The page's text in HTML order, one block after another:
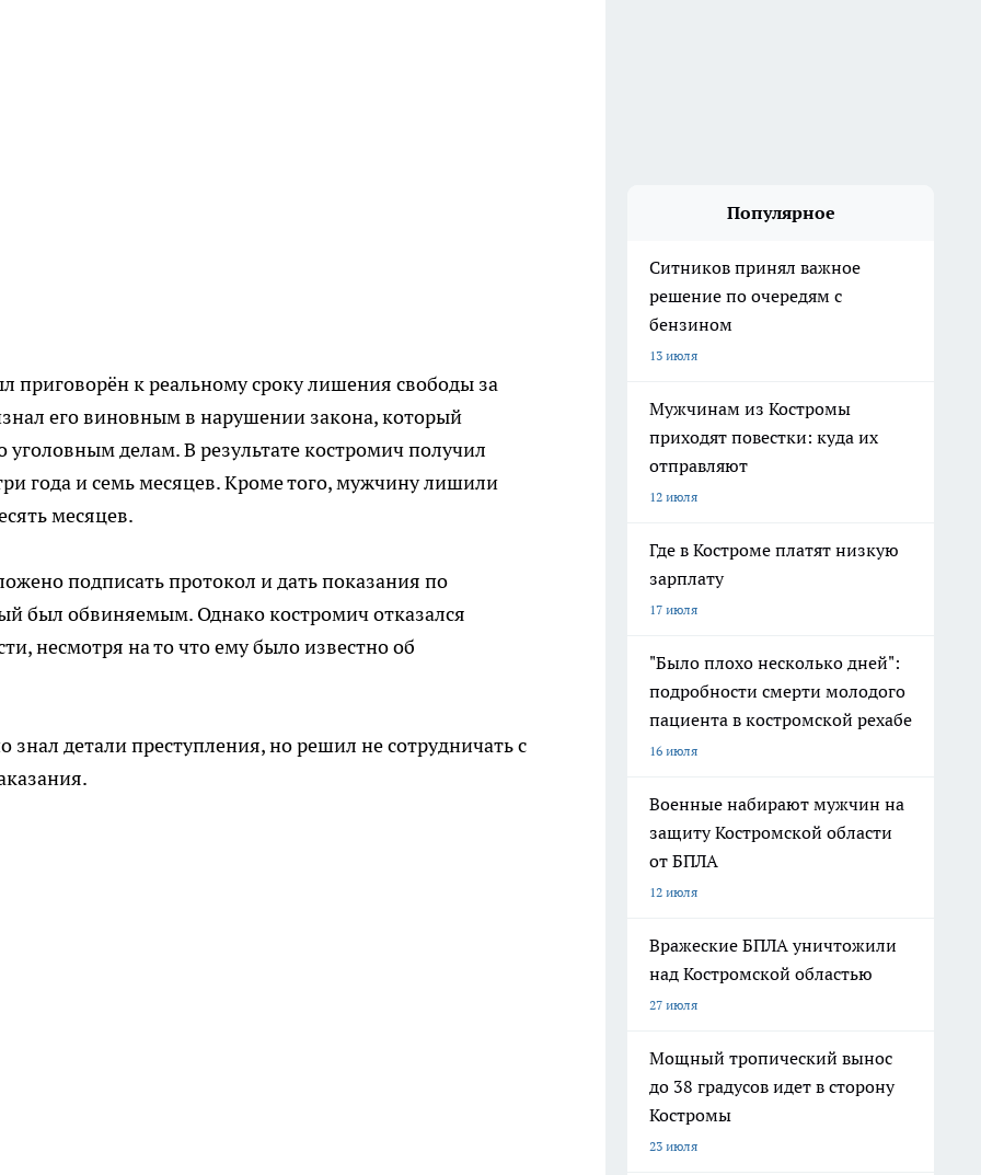
приговорён к реальному сроку лишения свободы за
его виновным в нарушении закона, который
уголовным делам. В результате костромич получил
года и семь месяцев. Кроме того, мужчину лишили
месяцев.
подписать протокол и дать показания по
был обвиняемым. Однако костромич отказался
несмотря на то что ему было известно об
детали преступления, но решил не сотрудничать с
Популярное
Ситников принял важное
решение по очередям с
бензином
13 июля
Мужчинам из Костромы
приходят повестки: куда их
отправляют
12 июля
Где в Костроме платят низкую
зарплату
17 июля
"Было плохо несколько дней":
подробности смерти молодого
пациента в костромской рехабе
16 июля
Военные набирают мужчин на
защиту Костромской области
от БПЛА
12 июля
Вражеские БПЛА уничтожили
над Костромской областью
27 июля
Мощный тропический вынос
до 38 градусов идет в сторону
Костромы
23 июля